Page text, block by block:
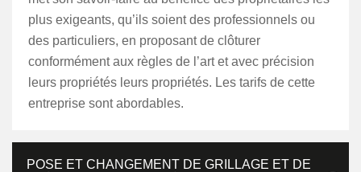
plus exigeants, qu’ils soient des professionnels ou
des particuliers, en proposant de clôturer
conformément aux règles de l’art et avec précision
leurs propriétés leurs propriétés. Les tarifs de cette
entreprise sont abordables.
POSE ET CHANGEMENT DE GRILLAGE ET DE